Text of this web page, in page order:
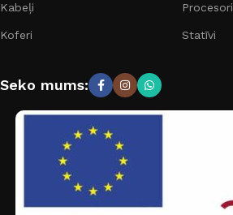
Kabeļi
Koferi
Procesori
Statīvi
Seko mums: